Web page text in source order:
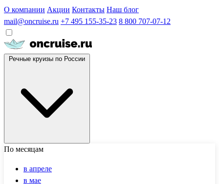
О компании Акции Контакты Наш блог
mail@oncruise.ru +7 495 155-35-23 8 800 707-07-12
По месяцам
в апреле
в мае